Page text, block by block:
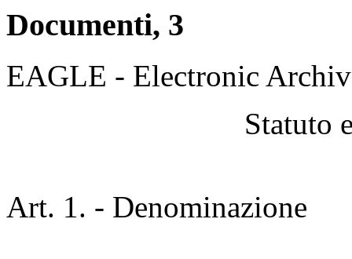
Documenti, 3
EAGLE - Electronic
Statuto
Art. 1. - Denominazione